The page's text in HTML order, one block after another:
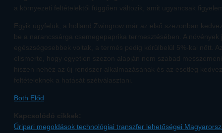
a környezeti feltételektől függően változik, amit ugyancsak
Egyik ügyfelük, a holland Zwingrow már az első szezonban
be a narancssárga csemegepaprika termesztésében. A
egészségesebbek voltak, a termés pedig körülbelül 5%-kal nőtt.
elismerte, hogy egyetlen szezon alapján nem szabad
hiszen nehéz az új rendszer alkalmazásának és az esetleg
feltételeknek a hatását szétválasztani.
Both Előd
Kapcsolódó cikkek:
Űripari megoldások technológiai transzfer lehetőségei